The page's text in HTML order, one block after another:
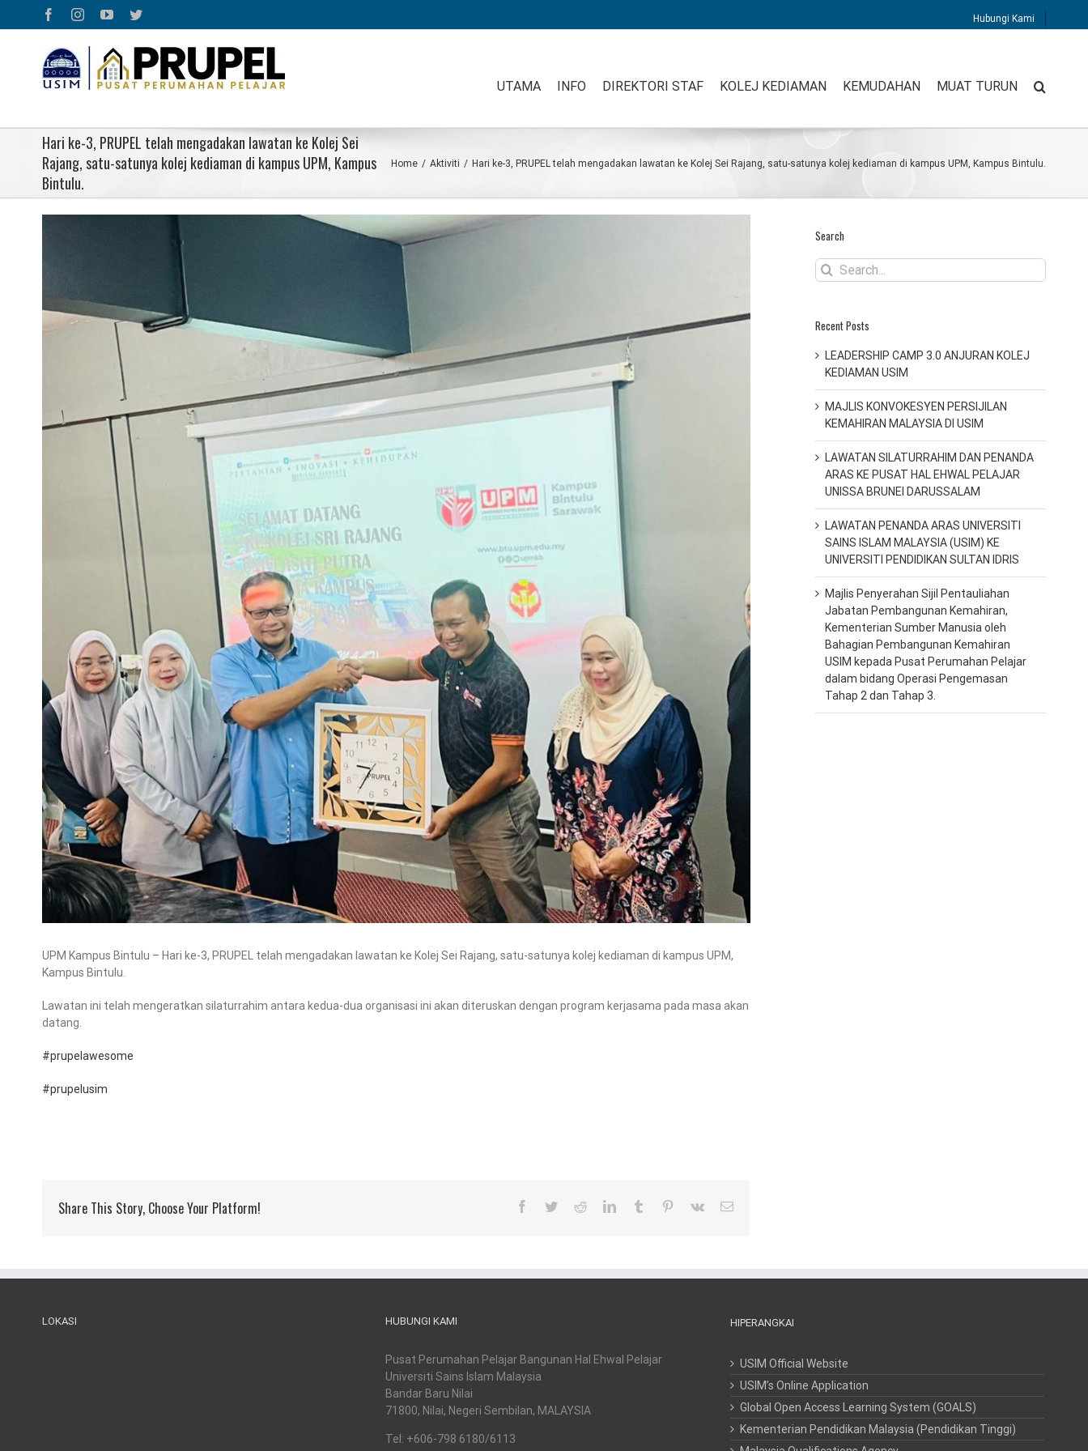
FacebookInstagramYouTubeTwitter Hubungi Kami
UTAMA INFO DIREKTORI STAF KOLEJ KEDIAMAN KEMUDAHAN MUAT TURUN
Hari ke-3, PRUPEL telah mengadakan lawatan ke Kolej Sei
Rajang, satu-satunya kolej kediaman di kampus UPM, Kampus
Bintulu.
Home / Aktiviti / Hari ke-3, PRUPEL telah mengadakan lawatan ke Kolej Sei Rajang, satu-satunya kolej kediaman di kampus UPM, Kampus Bintulu.
UPM Kampus Bintulu – Hari ke-3, PRUPEL telah mengadakan lawatan ke Kolej Sei Rajang, satu-satunya kolej kediaman di kampus UPM,
Kampus Bintulu.
Lawatan ini telah mengeratkan silaturrahim antara kedua-dua organisasi ini akan diteruskan dengan program kerjasama pada masa akan
datang.
#prupelawesome
#prupelusim
Share This Story, Choose Your Platform! Facebook
TwitterRedditLinkedInTumblr Pinterest
Vk Email
Search
Search
for:
Recent Posts
LEADERSHIP CAMP 3.0 ANJURAN KOLEJ
KEDIAMAN USIM
MAJLIS KONVOKESYEN PERSIJILAN
KEMAHIRAN MALAYSIA DI USIM
LAWATAN SILATURRAHIM DAN PENANDA
ARAS KE PUSAT HAL EHWAL PELAJAR
UNISSA BRUNEI DARUSSALAM
LAWATAN PENANDA ARAS UNIVERSITI
SAINS ISLAM MALAYSIA (USIM) KE
UNIVERSITI PENDIDIKAN SULTAN IDRIS
Majlis Penyerahan Sijil Pentauliahan
Jabatan Pembangunan Kemahiran,
Kementerian Sumber Manusia oleh
Bahagian Pembangunan Kemahiran
USIM kepada Pusat Perumahan Pelajar
dalam bidang Operasi Pengemasan
Tahap 2 dan Tahap 3.
LOKASI HUBUNGI KAMI
Pusat Perumahan Pelajar Bangunan Hal Ehwal Pelajar
Universiti Sains Islam Malaysia
Bandar Baru Nilai
71800, Nilai, Negeri Sembilan, MALAYSIA
Tel: +606-798 6180/6113
HIPERANGKAI
USIM Official Website
USIM’s Online Application
Global Open Access Learning System (GOALS)
Kementerian Pendidikan Malaysia (Pendidikan Tinggi)